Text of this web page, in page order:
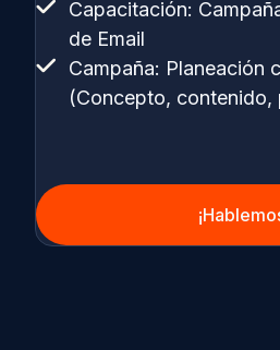
Capacitación:
de Email
Campaña: Planeación
(Concepto, contenido,